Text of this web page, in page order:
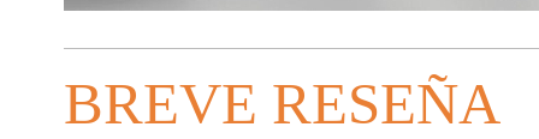
BREVE RESEÑA